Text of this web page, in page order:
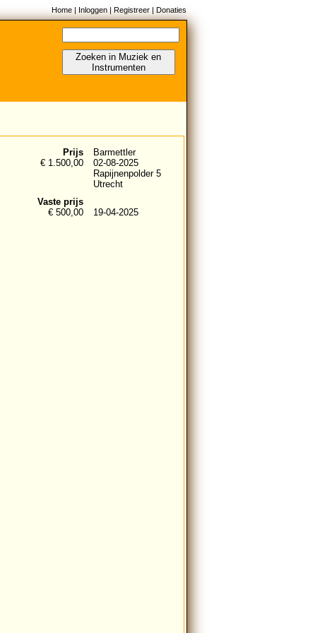
Home| Inloggen| Registreer| Donaties
Zoeken in Muziek en
Instrumenten
Prijs
€ 1.500,00
Barmettler
02-08-2025
Rapijnenpolder 5
Utrecht
Vaste prijs
€ 500,00
19-04-2025